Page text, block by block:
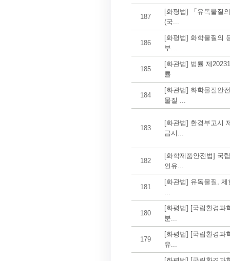
187
[화평법] 「유독물질
(국...
186
[화평법] 화학물질의
부...
185
[화관법] 법률 제
률
184
[화관법] 화학물질안
물질 ...
183
[화관법] 환경부고시
급시...
182
[화학제품안전법] 국
인유...
181
[화관법] 유독물질,
...
180
[화평법] [국립환경과
분...
179
[화평법] [국립환경과
유...